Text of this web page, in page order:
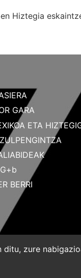
Hiztegia
GARA
ETA
BERRI
Cookie-politika
zure